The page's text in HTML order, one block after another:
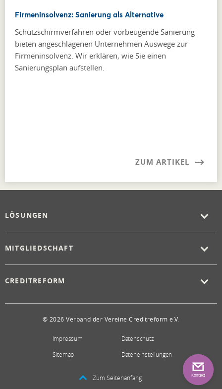
Firmeninsolvenz: Sanierung als Alternative
Schutzschirmverfahren oder vorbeugende Sanierung
bieten angeschlagenen Unternehmen Auswege zur
Firmeninsolvenz. Wir erklären, wie Sie einen
Sanierungsplan aufstellen.
ZUM ARTIKEL
LÖSUNGEN
MITGLIEDSCHAFT
CREDITREFORM
© 2026 Verband der Vereine Creditreform e.V.
Impressum
Datenschutz
Sitemap
Dateneinstellungen
Zum Seitenanfang Kontakt